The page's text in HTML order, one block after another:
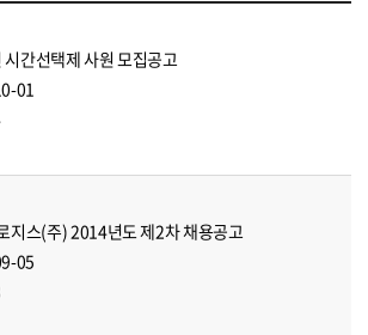
간선택제 사원 모집공고
01
지스(주) 2014년도 제2차 채용공고
05